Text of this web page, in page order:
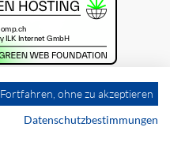
Fortfahren, ohne zu akzeptieren
Datenschutzbestimmungen